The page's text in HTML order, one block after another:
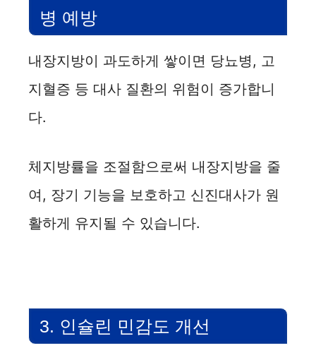
병 예방
내장지방이 과도하게 쌓이면 당뇨병, 고
지혈증 등 대사 질환의 위험이 증가합니
다.
체지방률을 조절함으로써 내장지방을 줄
여, 장기 기능을 보호하고 신진대사가 원
활하게 유지될 수 있습니다.
3. 인슐린 민감도 개선